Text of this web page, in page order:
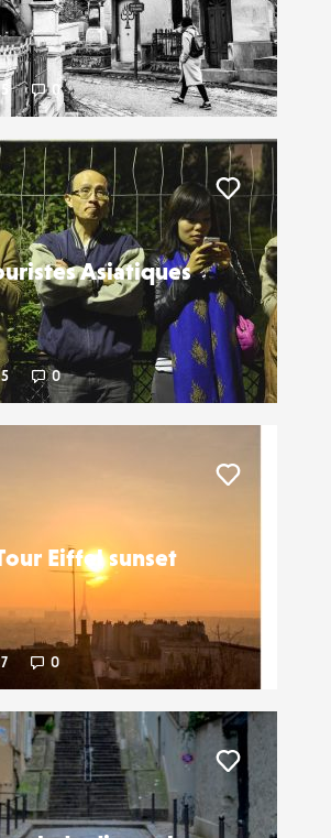
0
Asiatiques
0
Liker
Eiffel sunset
0